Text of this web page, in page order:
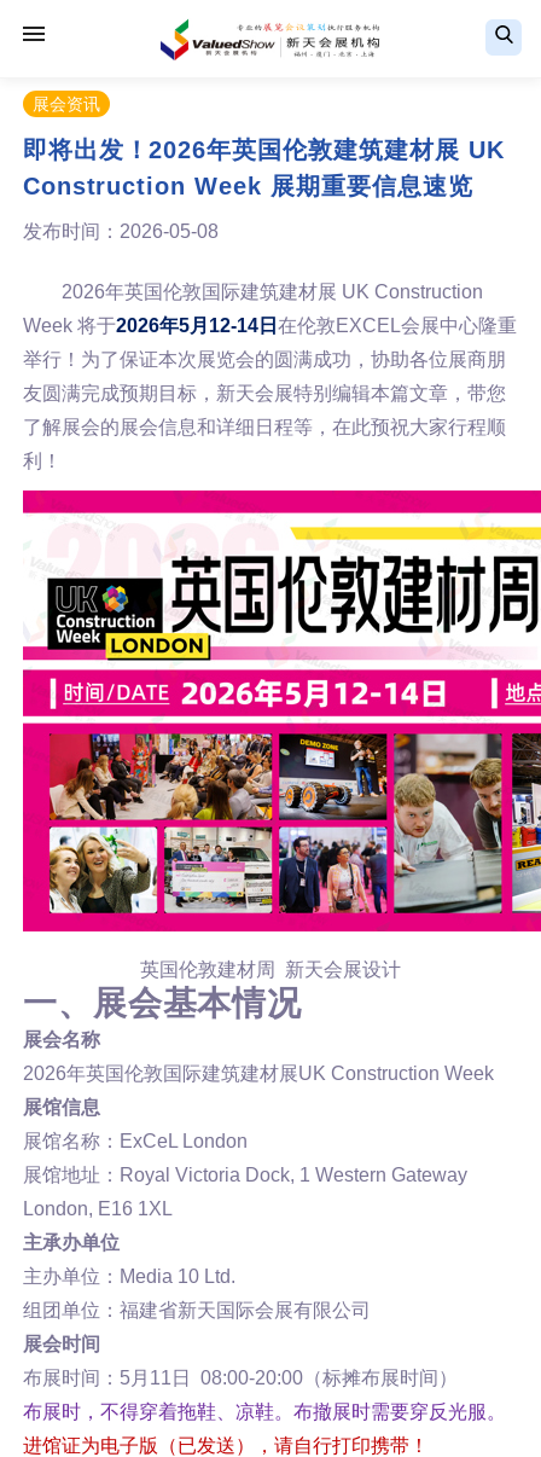
展会资讯
即将出发！2026年英国伦敦建筑建材展 UK
Construction Week 展期重要信息速览
发布时间：2026-05-08
2026年英国伦敦国际建筑建材展 UK Construction
Week 将于2026年5月12-14日 在伦敦EXCEL会展中心隆重
举行！为了保证本次展览会的圆满成功，协助各位展商朋
友圆满完成预期目标，新天会展特别编辑本篇文章，带您
了解展会的展会信息和详细日程等，在此预祝大家行程顺
利！
英国伦敦建材周 新天会展设计
一、展会基本情况
展会名称
2026年英国伦敦国际建筑建材展UK Construction Week
展馆信息
展馆名称：ExCeL London
展馆地址：Royal Victoria Dock, 1 Western Gateway
London, E16 1XL
主承办单位
主办单位：Media 10 Ltd.
组团单位：福建省新天国际会展有限公司
展会时间
布展时间：5月11日 08:00-20:00（标摊布展时间）
布展时，不得穿着拖鞋、凉鞋。布撤展时需要穿反光服。
进馆证为电子版（已发送），请自行打印携带！